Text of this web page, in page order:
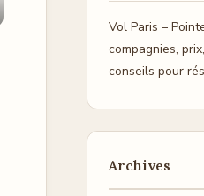
Vol Paris –
compagnies,
conseils pour
Archives